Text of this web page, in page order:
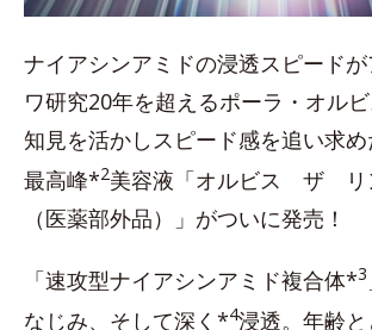
ナイアシンアミドの浸透スピード
ワ研究20年を超えるポーラ・オル
知見を活かしスピード感を追い求
最高峰*2美容液「オルビス ザ リ
（医薬部外品）」がついに発売！
「速攻型ナイアシンアミド複合体*3
なじみ、そして深く*4浸透。年齢